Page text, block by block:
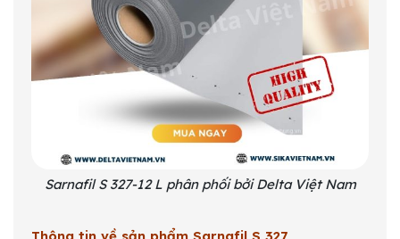
Sarnafil S 327-12 L phân phối bởi Delta Việt Nam